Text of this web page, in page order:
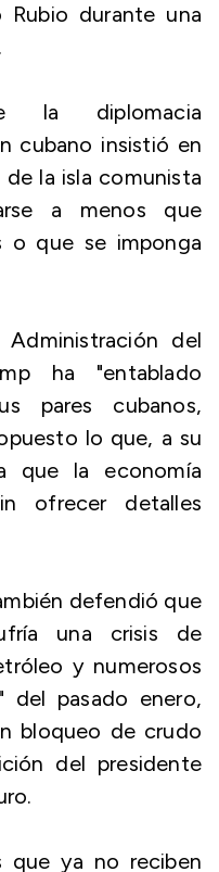
durante una
diplomacia
cubano insistió en
la isla comunista
a menos que
o que se imponga
del
ha "entablado
pares cubanos,
lo que, a su
que la economía
ofrecer detalles
defendió que
una crisis de
y numerosos
del pasado enero,
bloqueo de crudo
del presidente
que ya no reciben